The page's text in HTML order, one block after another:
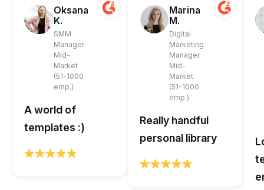
Oksana
K.
SMM
Manager
Mid-
Market
(51-1000
emp.)
A world of
templates :)
Marina
M.
Digital
Marketing
Manager
Mid-
Market
(51-1000
emp.)
Really handful
personal library